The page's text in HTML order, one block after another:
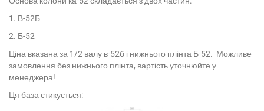
1. В-52Б
2. Б-52
Ціна вказана за 1/2 валу в-52б і нижнього плінта Б-52. Можливе
замовлення без нижнього плінта, вартість уточнюйте у
менеджера!
Ця база стикується: